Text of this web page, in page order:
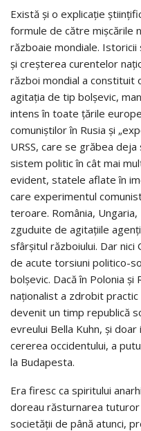
Există şi o explicaţie
formule de către mişcările
războaie mondiale. Istoricii
şi creşterea curentelor
război mondial a constituit
agitaţia de tip bolşevic,
intens în toate ţările
comuniştilor în Rusia şi
URSS, care se grăbea
sistem politic în cât mai
evident, statele aflate în
care experimentul
teroare. România,
zguduite de agitaţiile
sfârşitul războiului. Dar nici
de acute torsiuni politico-
bolşevic. Dacă în Polonia şi
naţionalist a zdrobit
devenit un timp republică
evreului Bella Kuhn, şi
cererea occidentului, a
la Budapesta.
Era firesc ca spiritului
doreau răsturnarea
societăţii de până atunci,